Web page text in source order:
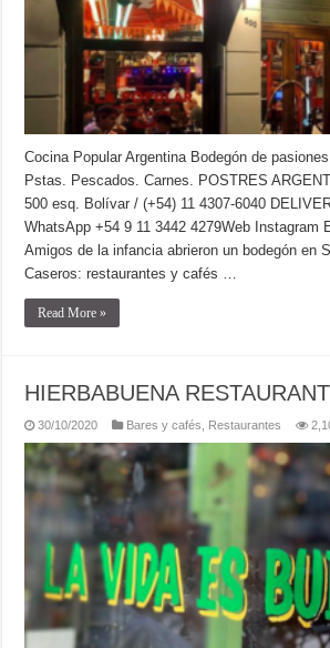
Cocina Popular Argentina Bodegón de
Pstas. Pescados. Carnes. POSTRES
500 esq. Bolívar / (+54) 11 4307-6040
WhatsApp +54 9 11 3442 4279Web Instagram
Amigos de la infancia abrieron un bodegón en
Caseros: restaurantes y cafés …
Read More »
HIERBABUENA
30/10/2020 Bares y cafés Restaurantes